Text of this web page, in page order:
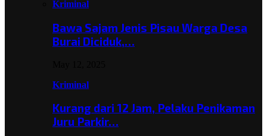
Kriminal
Bawa Sajam Jenis Pisau Warga Desa
Burai Diciduk,…
Kriminal
Kurang dari 12 Jam, Pelaku Penikaman
Juru Parkir…